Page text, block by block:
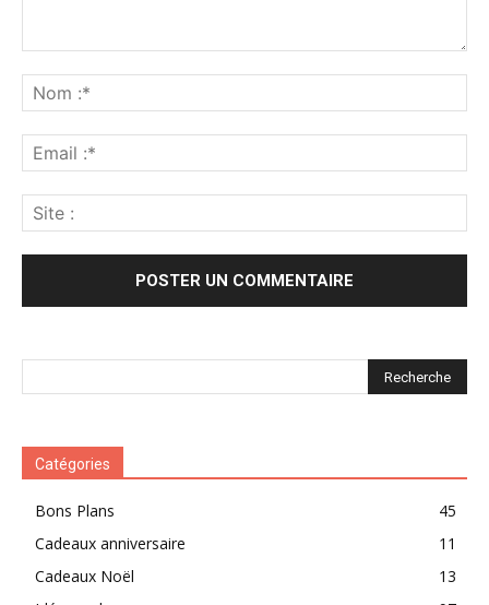
Catégories
Bons Plans
45
Cadeaux anniversaire
11
Cadeaux Noël
13